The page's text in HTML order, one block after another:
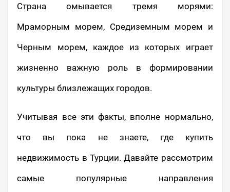
Страна омывается тремя морями:
Мраморным морем, Средиземным морем и
Черным морем, каждое из которых играет
жизненно важную роль в формировании
культуры близлежащих городов.
Учитывая все эти факты, вполне нормально,
что вы пока не знаете, где купить
недвижимость в Турции. Давайте рассмотрим
самые популярные направления